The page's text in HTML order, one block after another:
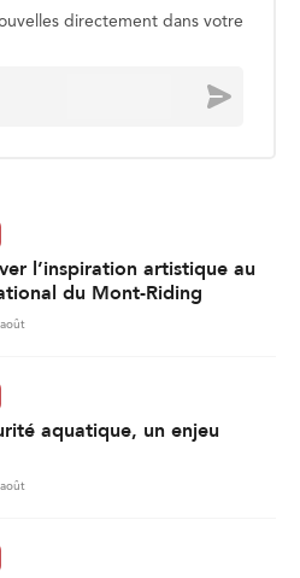
directement dans votre
Envoyer
l’inspiration artistique au
du Mont-Riding
aquatique, un enjeu